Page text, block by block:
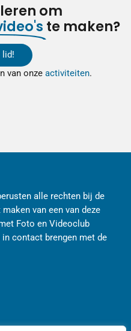
om
te maken?
lid!
van onze activiteiten.
alle rechten bij de
van een van deze
Foto en Videoclub
contact brengen met de